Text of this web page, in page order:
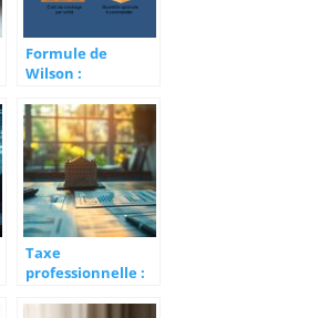
Formule de
Wilson :
modèle
économique pour
mieux anticiper la
croissance
Taxe
professionnelle :